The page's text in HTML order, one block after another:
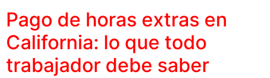
Pago de horas extras en
California: lo que todo
trabajador debe saber